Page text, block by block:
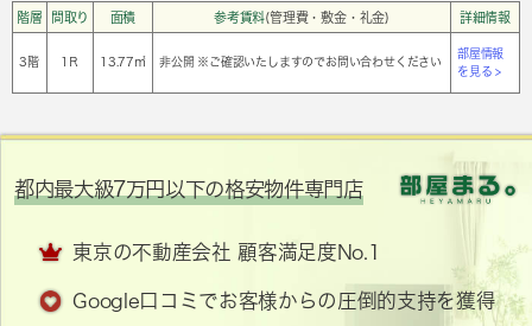
階層 間取り 面積 参考賃料(管理費・敷金・礼金) 詳細情報
3階 1Ｒ 13.77㎡ 非公開 ※ご確認いたしますのでお問い合わせください
部屋情報
を見る >
都内最大級7万円以下の格安物件専門店
東京の不動産会社 顧客満足度No.1
Google口コミでお客様からの圧倒的支持を獲得